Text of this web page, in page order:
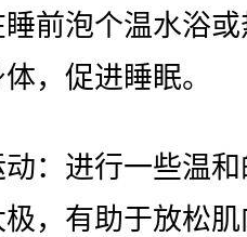
泡个温水浴或
，促进睡眠。
进行一些温和
，有助于放松